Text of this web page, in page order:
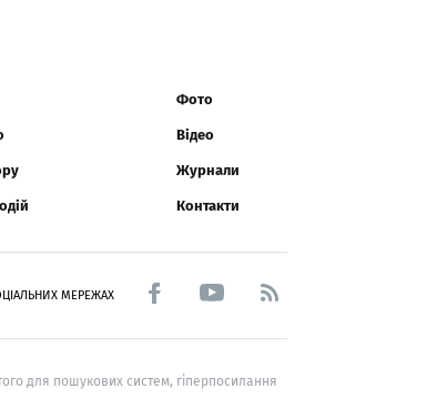
Фото
Відео
Журнали
Контакти
МЕРЕЖАХ
для пошукових систем, гіперпосилання